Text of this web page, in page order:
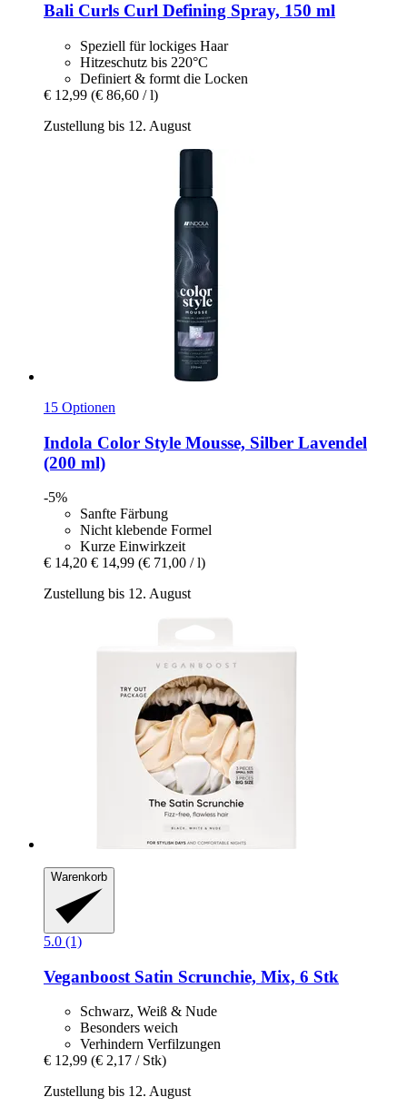
Bali Curls Curl Defining Spray, 150 ml
Speziell für lockiges Haar
Hitzeschutz bis 220°C
Definiert & formt die Locken
€ 12,99 (€ 86,60 / l)
Zustellung bis 12. August
15 Optionen
Indola Color Style Mousse, Silber Lavendel
(200 ml)
-5%
Sanfte Färbung
Nicht klebende Formel
Kurze Einwirkzeit
€ 14,20 € 14,99 (€ 71,00 / l)
Zustellung bis 12. August
Warenkorb
5.0 (1)
Veganboost Satin Scrunchie, Mix, 6 Stk
Schwarz, Weiß & Nude
Besonders weich
Verhindern Verfilzungen
€ 12,99 (€ 2,17 / Stk)
Zustellung bis 12. August